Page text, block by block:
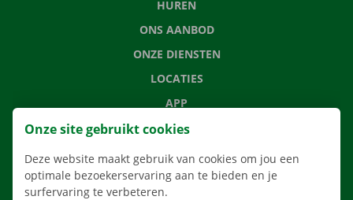
HUREN
ONS AANBOD
ONZE DIENSTEN
LOCATIES
APP
VERHUISOPLOSSINGEN
Onze site gebruikt cookies
Deze website maakt gebruik van cookies om jou een
optimale bezoekerservaring aan te bieden en je
surfervaring te verbeteren.